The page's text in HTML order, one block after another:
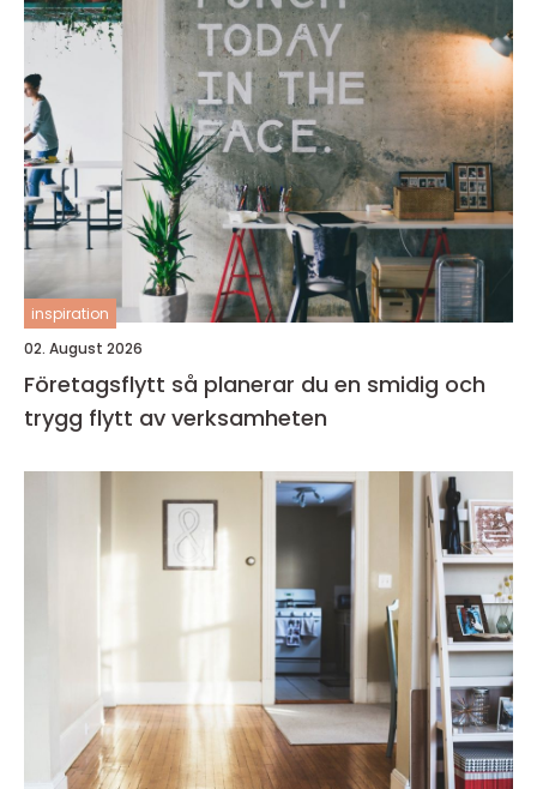
inspiration
02. August 2026
Företagsflytt så planerar du en smidig och
trygg flytt av verksamheten